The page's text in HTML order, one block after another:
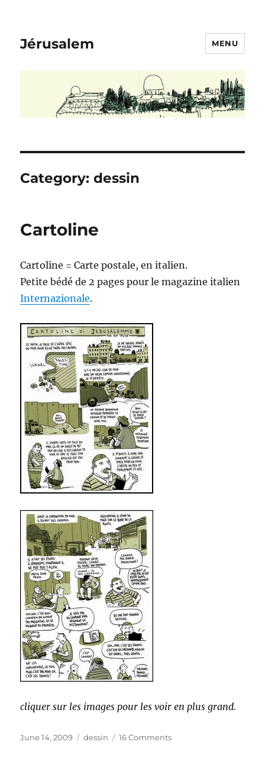
Jérusalem MENU
Category:dessin
Cartoline
Cartoline = Carte postale, en italien.
Petite bédé de 2 pages pour le magazine italien
Internazionale.
cliquer sur les images pour les voir en plus grand.
Posted
June 14, 2009 Categories
dessin 16 Commentson